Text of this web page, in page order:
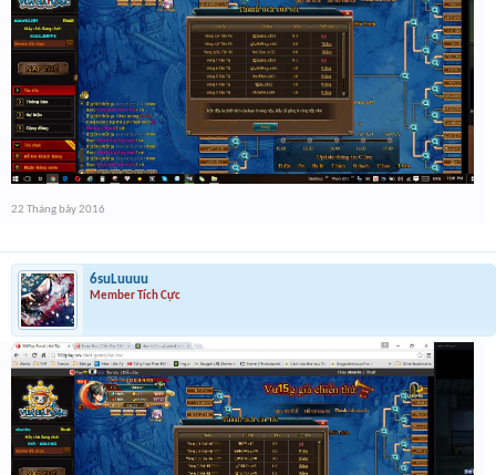
22 Tháng bảy 2016
6suLuuuu
Member Tích Cực